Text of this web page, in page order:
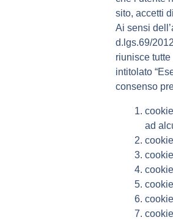
sito, accetti
Ai sensi
d.lgs.69/
riunisce
intitolato
consenso
ad